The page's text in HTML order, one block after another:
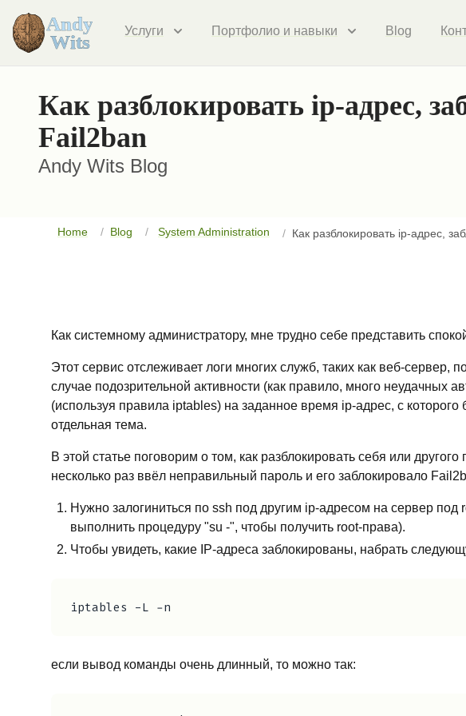
Услуги Портфолио и навыки Blog
Как разблокировать ip-адрес,
Fail2ban
Andy Wits Blog
Home Blog System Administration Как разблокировать ip-адрес,
Как системному администратору, мне трудно себе представить
Этот сервис отслеживает логи многих служб, таких как веб-сервер,
случае подозрительной активности (как правило, много неудачных
(используя правила iptables) на заданное время ip-адрес, с которого
отдельная тема.
В этой статье поговорим о том, как разблокировать себя или
несколько раз ввёл неправильный пароль и его заблокировало
Нужно залогиниться по ssh под другим ip-адресом на сервер
выполнить процедуру "su -", чтобы получить root-права).
Чтобы увидеть, какие IP-адреса заблокированы, набрать
если вывод команды очень длинный, то можно так: